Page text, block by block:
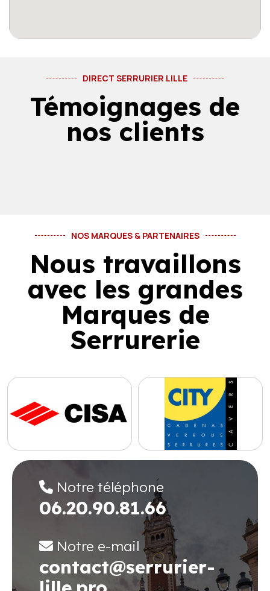
DIRECT SERRURIER LILLE
Témoignages de
nos clients
NOS MARQUES & PARTENAIRES
Nous travaillons
avec les grandes
Marques de
Serrurerie
Notre téléphone
06.20.90.81.66
Notre e-mail
contact@serrurier-